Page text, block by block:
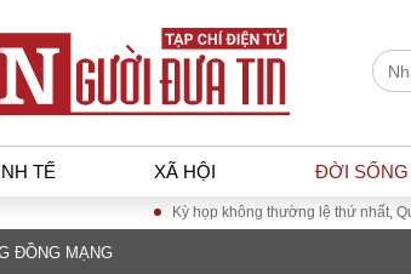
TẾ XÃ HỘI ĐỜI SỐNG
KINH TẾ
Kỳ họp không thường lệ thứ nhất, Quốc hội
ĐỒNG MẠNG